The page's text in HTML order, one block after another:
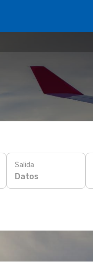
Salida
Datos